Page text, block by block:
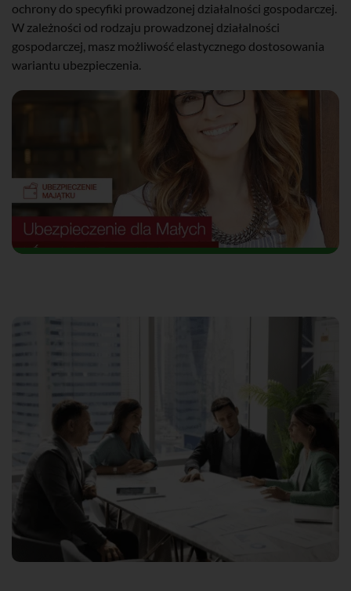
ochrony do specyfiki prowadzonej działalności gospodarczej.
W zależności od rodzaju prowadzonej działalności
gospodarczej, masz możliwość elastycznego dostosowania
wariantu ubezpieczenia.